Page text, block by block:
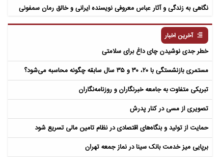
نگاهی به زندگی و آثار عباس معروفی نویسنده ایرانی و خالق رمان سمفونی
آخرین اخبار
خطر جدی نوشیدن چای داغ برای سلامتی
مستمری بازنشستگی با ۲۰، ۳۰ و ۳۵ سال سابقه چگونه محاسبه می‌شود؟
تبریکی متفاوت به جامعه خبرنگاران و روزنامه‌نگاران
تصویری از مسی در کنار پدرش
حمایت از تولید و بنگاه‌های اقتصادی در نظام تامین مالی تسریع شود
برپایی میز خدمت بانک سینا در نماز جمعه تهران